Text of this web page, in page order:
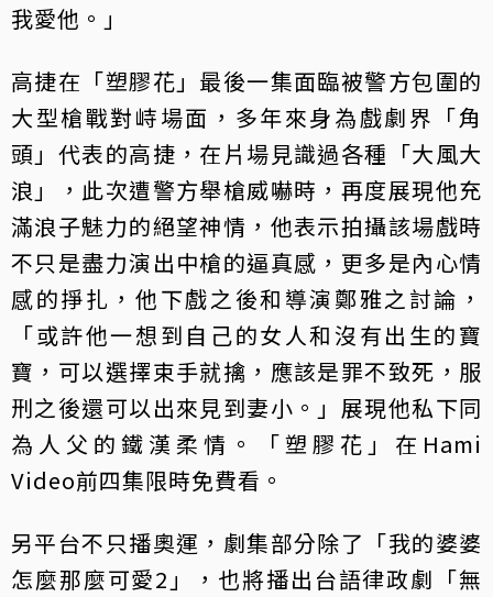
我愛他。」
高捷在「塑膠花」最後一集面臨被警方包圍的
大型槍戰對峙場面，多年來身為戲劇界「角
頭」代表的高捷，在片場見識過各種「大風大
浪」，此次遭警方舉槍威嚇時，再度展現他充
滿浪子魅力的絕望神情，他表示拍攝該場戲時
不只是盡力演出中槍的逼真感，更多是內心情
感的掙扎，他下戲之後和導演鄭雅之討論，
「或許他一想到自己的女人和沒有出生的寶
寶，可以選擇束手就擒，應該是罪不致死，服
刑之後還可以出來見到妻小。」展現他私下同
為人父的鐵漢柔情。「塑膠花」在Hami
Video前四集限時免費看。
另平台不只播奧運，劇集部分除了「我的婆婆
怎麼那麼可愛2」，也將播出台語律政劇「無